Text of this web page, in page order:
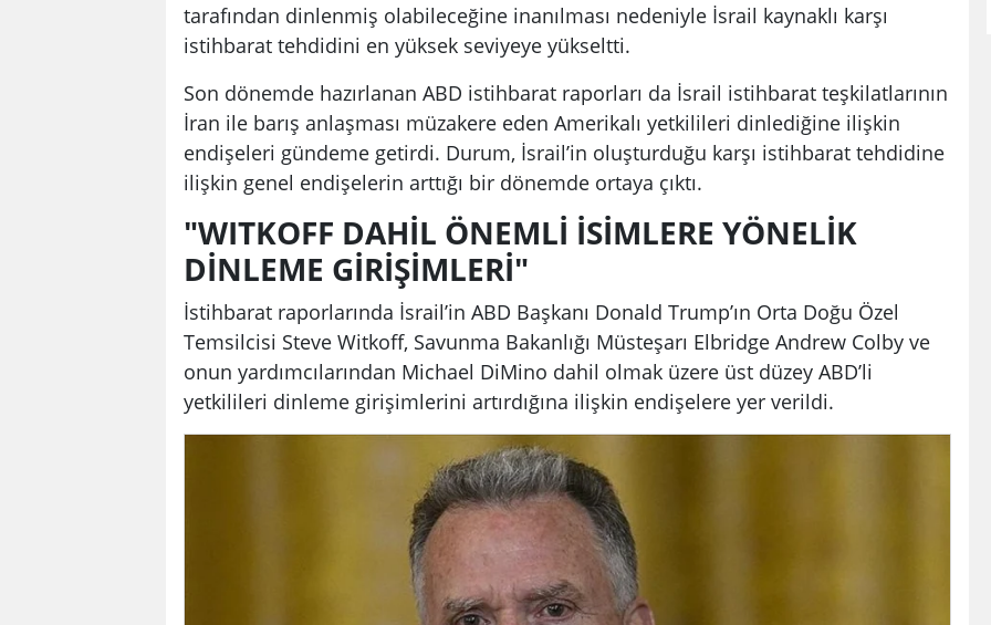
tarafından dinlenmiş olabileceğine inanılması nedeniyle İsrail kaynaklı karşı
istihbarat tehdidini en yüksek seviyeye yükseltti.
Son dönemde hazırlanan ABD istihbarat raporları da İsrail istihbarat teşkilatlarının
İran ile barış anlaşması müzakere eden Amerikalı yetkilileri dinlediğine ilişkin
endişeleri gündeme getirdi. Durum, İsrail’in oluşturduğu karşı istihbarat tehdidine
ilişkin genel endişelerin arttığı bir dönemde ortaya çıktı.
"WITKOFF DAHİL ÖNEMLİ İSİMLERE YÖNELİK
DİNLEME GİRİŞİMLERİ"
İstihbarat raporlarında İsrail’in ABD Başkanı Donald Trump’ın Orta Doğu Özel
Temsilcisi Steve Witkoff, Savunma Bakanlığı Müsteşarı Elbridge Andrew Colby ve
onun yardımcılarından Michael DiMino dahil olmak üzere üst düzey ABD’li
yetkilileri dinleme girişimlerini artırdığına ilişkin endişelere yer verildi.